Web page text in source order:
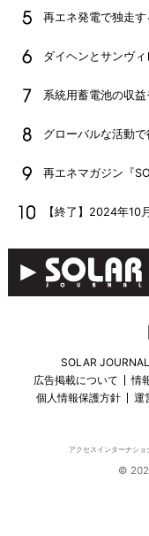
再エネ発電で独走
ダイヘンとサンヴ
系統用蓄電池の収
グローバルな活動
再エネマガジン『
【終了】2024年10
SOLAR
広告掲載について
情
個人情報保護方針
運
アクセスインターナショ
©